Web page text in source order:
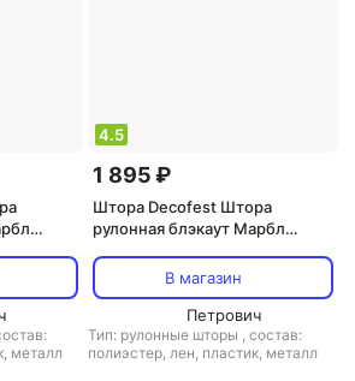
металл
4.5
1 895 ₽
Штора Decofest Штора
рулонная блэкаут Марбл
В магазин
Петрович
Тип: рулонные шторы , состав:
полиэстер, лен, пластик, металл